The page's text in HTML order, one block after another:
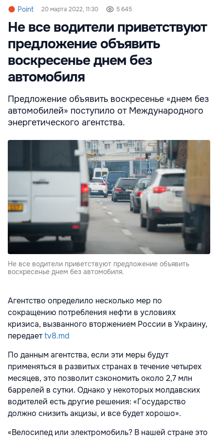
Point 20 марта 2022, 11:30 5 645
Не все водители приветствуют
предложение объявить
воскресенье днем без
автомобиля
Предложение объявить воскресенье «днем без
автомобилей» поступило от Международного
энергетического агентства.
Не все водители приветствуют предложение объявить
воскресенье днем без автомобиля.
Агентство определило несколько мер по
сокращению потребления нефти в условиях
кризиса, вызванного вторжением России в Украину,
передаетtv8.md
По данным агентства, если эти меры будут
применяться в развитых странах в течение четырех
месяцев, это позволит сэкономить около 2,7 млн
баррелей в сутки. Однако у некоторых молдавских
водителей есть другие решения: «Государство
должно снизить акцизы, и все будет хорошо».
«Велосипед или электромобиль? В нашей стране это